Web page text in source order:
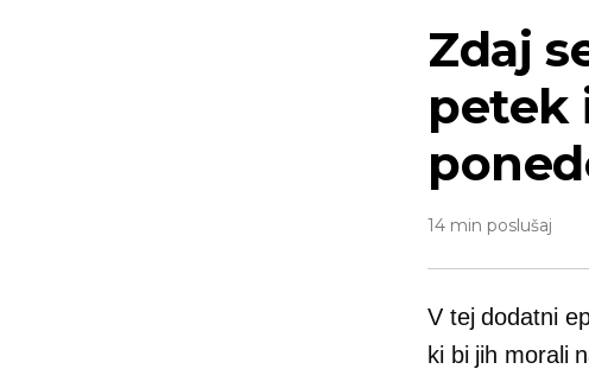
Zdaj
petek
14 min poslušaj
V tej dodatni
ki bi jih morali